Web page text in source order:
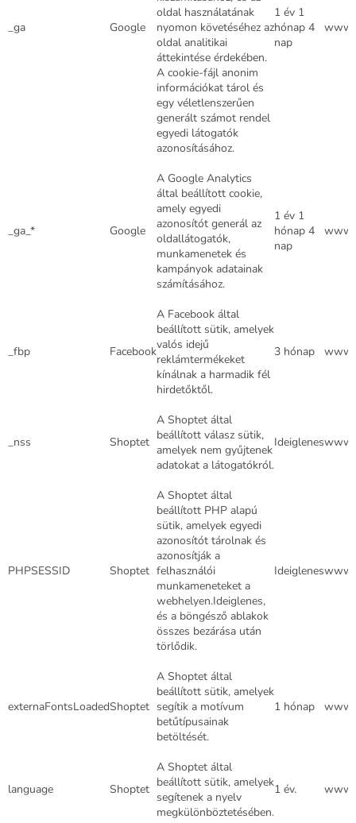
_ga Google
oldal használatának
nyomon követéséhez az
oldal analitikai
áttekintése érdekében.
A cookie-fájl anonim
információkat tárol és
egy véletlenszerűen
generált számot rendel
egyedi látogatók
azonosításához.
1 év 1
hónap 4
nap
_ga_* Google
A Google Analytics
által beállított cookie,
amely egyedi
azonosítót generál az
oldallátogatók,
munkamenetek és
kampányok adatainak
számításához.
1 év 1
hónap 4
nap
_fbp Facebook
A Facebook által
beállított sütik, amelyek
valós idejű
reklámtermékeket
kínálnak a harmadik fél
hirdetőktől.
3 hónap
_nss Shoptet
A Shoptet által
beállított válasz sütik,
amelyek nem gyűjtenek
adatokat a látogatókról.
Ideiglenes
PHPSESSID Shoptet
A Shoptet által
beállított PHP alapú
sütik, amelyek egyedi
azonosítót tárolnak és
azonosítják a
felhasználói
munkameneteket a
webhelyen.Ideiglenes,
és a böngésző ablakok
összes bezárása után
törlődik.
Ideiglenes
externaFontsLoadedShoptet
A Shoptet által
beállított sütik, amelyek
segítik a motívum
betűtípusainak
betöltését.
1 hónap
language Shoptet
A Shoptet által
beállított sütik, amelyek
segítenek a nyelv
megkülönböztetésében.
1 év.